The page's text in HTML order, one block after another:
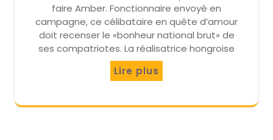
faire Amber. Fonctionnaire envoyé en
campagne, ce célibataire en quête d’amour
doit recenser le «bonheur national brut» de
ses compatriotes. La réalisatrice hongroise
Lire plus